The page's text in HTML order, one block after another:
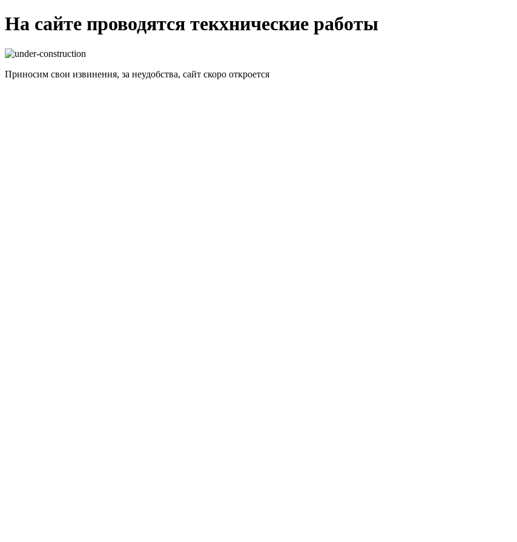
На сайте проводятся текхнические работы
Приносим свои извинения, за неудобства, сайт скоро откроется